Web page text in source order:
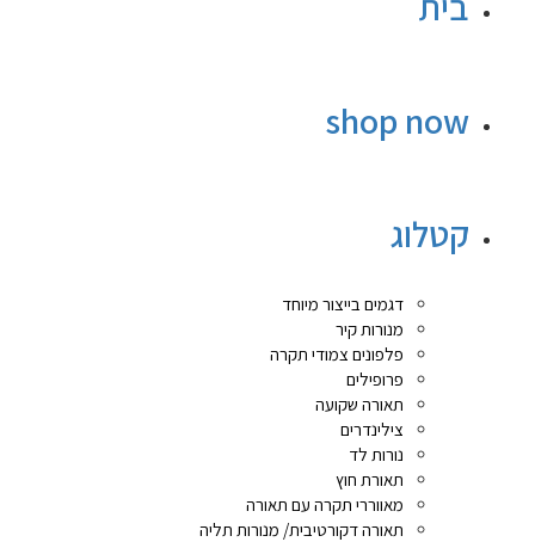
shop now
קטלוג
דגמים בייצור מיוחד
מנורות קיר
פלפונים צמודי תקרה
פרופילים
תאורה שקועה
צילינדרים
נורות לד
תאורת חוץ
מאווררי תקרה עם תאורה
תאורה דקורטיבית/ מנורות תליה